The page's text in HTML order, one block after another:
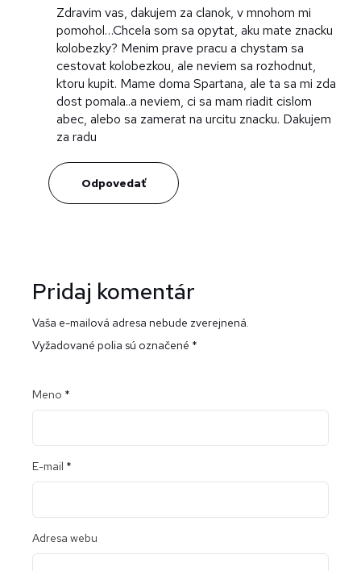
Zdravim vas, dakujem za clanok, v mnohom mi
pomohol…Chcela som sa opytat, aku mate znacku
kolobezky? Menim prave pracu a chystam sa
cestovat kolobezkou, ale neviem sa rozhodnut,
ktoru kupit. Mame doma Spartana, ale ta sa mi zda
dost pomala..a neviem, ci sa mam riadit cislom
abec, alebo sa zamerat na urcitu znacku. Dakujem
za radu
Odpovedať
Pridaj komentár
Vaša e-mailová adresa nebude zverejnená.
Vyžadované polia sú označené *
Meno *
E-mail *
Adresa webu